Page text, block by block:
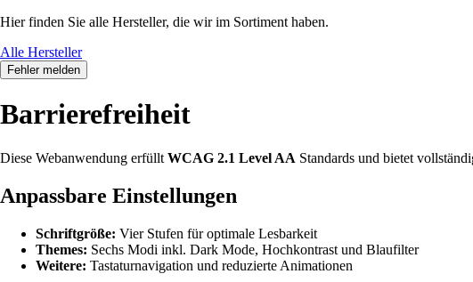
Hier finden Sie alle Hersteller, die wir im Sortiment haben.
Alle Hersteller
Fehler melden
Barrierefreiheit
Diese Webanwendung erfüllt WCAG 2.1 Level AA Standards und bietet
Anpassbare Einstellungen
Schriftgröße: Vier Stufen für optimale Lesbarkeit
Themes: Sechs Modi inkl. Dark Mode, Hochkontrast und Blaufilter
Weitere: Tastaturnavigation und reduzierte Animationen